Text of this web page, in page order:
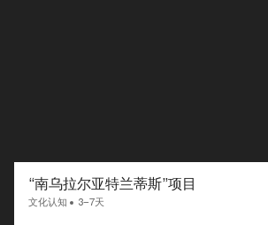
“南乌拉尔亚特兰蒂斯”项目
文化认知 3–7天